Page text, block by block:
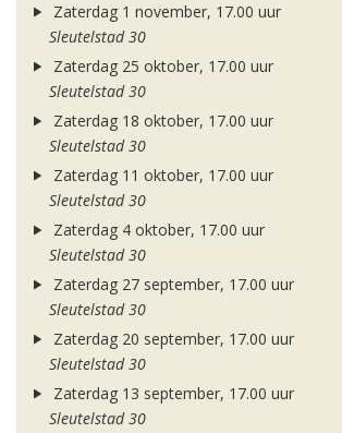
Zaterdag 1 november, 17.00 uur
Sleutelstad 30
Zaterdag 25 oktober, 17.00 uur
Sleutelstad 30
Zaterdag 18 oktober, 17.00 uur
Sleutelstad 30
Zaterdag 11 oktober, 17.00 uur
Sleutelstad 30
Zaterdag 4 oktober, 17.00 uur
Sleutelstad 30
Zaterdag 27 september, 17.00 uur
Sleutelstad 30
Zaterdag 20 september, 17.00 uur
Sleutelstad 30
Zaterdag 13 september, 17.00 uur
Sleutelstad 30